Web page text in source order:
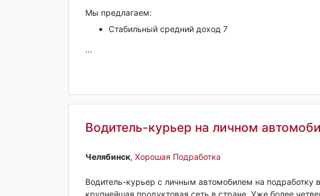
Мы предлагаем:
Стабильный средний доход 7
...
Водитель-курьер на личном
Челябинск‎, Хорошая Подработка
Водитель-курьер с личным автомобилем на подработку
крупнейшая продуктовая сеть в стране. Ужe бoлeе